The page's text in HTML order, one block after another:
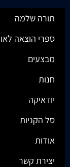
תורה שלמה
ספרי הוצאה
מבצעים
חנות
יודאיקה
סל הקניות
אודות
יצירת קשר